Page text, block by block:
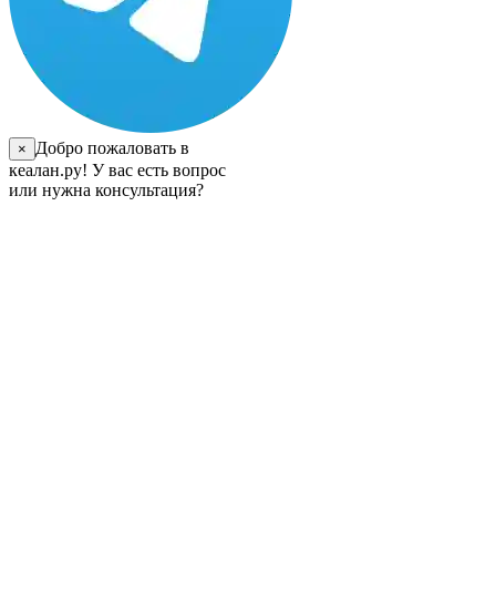
×
Добро пожаловать в
кеалан.ру! У вас есть вопрос
или нужна консультация?